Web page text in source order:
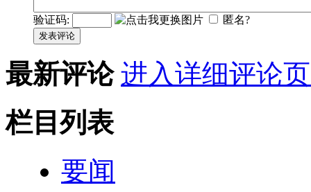
验证码: 匿名?
发表评论
最新评论 进入详细评论
栏目列表
要闻